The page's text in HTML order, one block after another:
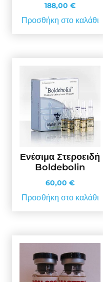
188,00 €
Προσθήκη στο καλάθι
Ενέσιμα Στεροειδή
Boldebolin
60,00 €
Προσθήκη στο καλάθι